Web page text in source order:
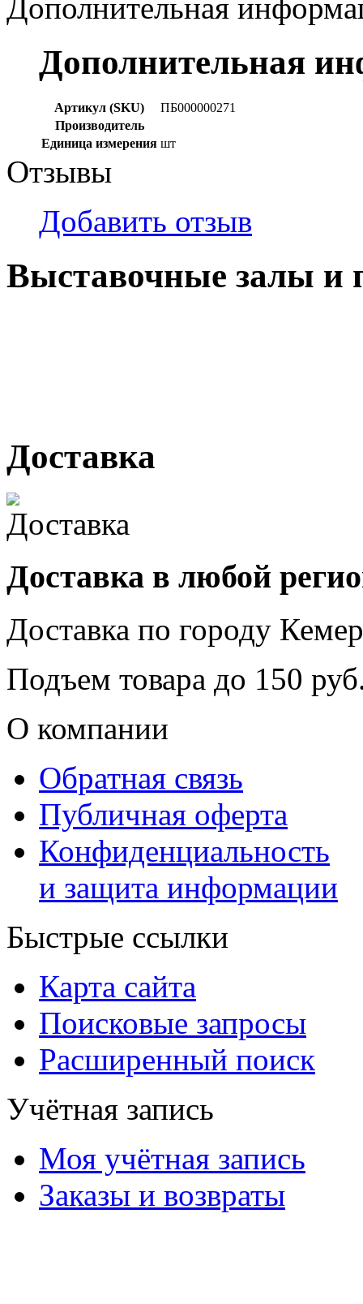
Дополнительная
Дополнительная
Артикул (SKU)
ПБ000000271
Производитель
Единица измерения шт
Отзывы
Добавить отзыв
Выставочные залы и
Доставка
Доставка в любой
Доставка по городу
Подъем товара до 150
О компании
Обратная связь
Публичная оферта
Конфиденциальность
и защита информации
Быстрые ссылки
Карта сайта
Поисковые запросы
Расширенный поиск
Учётная запись
Моя учётная запись
Заказы и возвраты